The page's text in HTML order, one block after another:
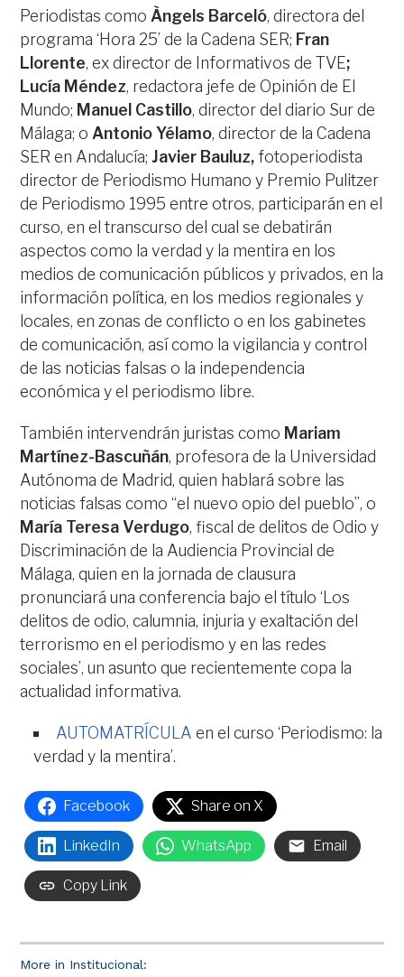
More in Institucional:
Periodistas como Àngels Barceló, directora del
programa ‘Hora 25’ de la Cadena SER; Fran
Llorente, ex director de Informativos de TVE;
Lucía Méndez, redactora jefe de Opinión de El
Mundo; Manuel Castillo, director del diario Sur de
Málaga; o Antonio Yélamo, director de la Cadena
SER en Andalucía; Javier Bauluz,fotoperiodista
director de Periodismo Humano y Premio Pulitzer
de Periodismo 1995 entre otros, participarán en el
curso, en el transcurso del cual se debatirán
aspectos como la verdad y la mentira en los
medios de comunicación públicos y privados, en la
información política, en los medios regionales y
locales, en zonas de conflicto o en los gabinetes
de comunicación, así como la vigilancia y control
de las noticias falsas o la independencia
económica y el periodismo libre.
También intervendrán juristas como Mariam
Martínez-Bascuñán, profesora de la Universidad
Autónoma de Madrid, quien hablará sobre las
noticias falsas como “el nuevo opio del pueblo”, o
María Teresa Verdugo, fiscal de delitos de Odio y
Discriminación de la Audiencia Provincial de
Málaga, quien en la jornada de clausura
pronunciará una conferencia bajo el título ‘Los
delitos de odio, calumnia, injuria y exaltación del
terrorismo en el periodismo y en las redes
sociales’, un asunto que recientemente copa la
actualidad informativa.
AUTOMATRÍCULA en el curso ‘Periodismo: la
verdad y la mentira’.
Facebook Share on X
LinkedIn WhatsApp Email
Copy Link